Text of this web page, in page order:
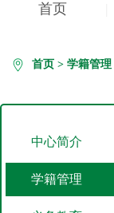
首页
首页 > 学籍管理
中心简介
学籍管理